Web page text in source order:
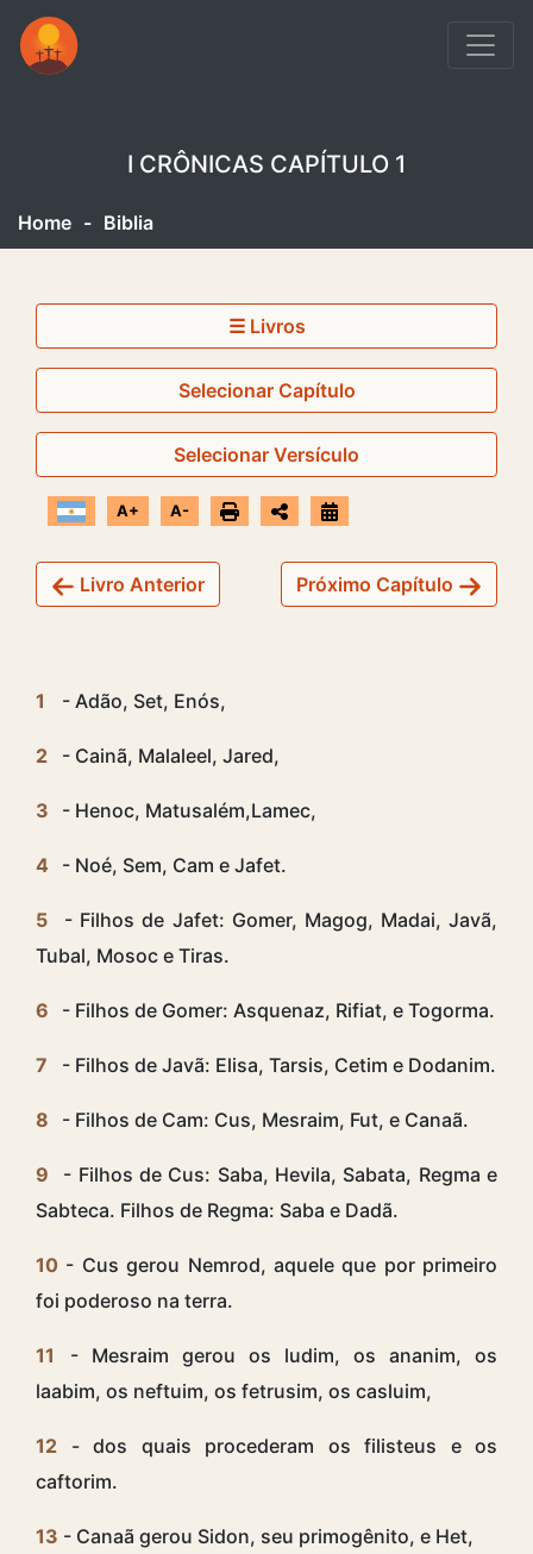
I CRÔNICAS CAPÍTULO 1
Home - Biblia
☰ Livros
Selecionar Capítulo
Selecionar Versículo
A+ A-
Livro Anterior Próximo Capítulo
1 - Adão, Set, Enós,
2 - Cainã, Malaleel, Jared,
3 - Henoc, Matusalém,Lamec,
4 - Noé, Sem, Cam e Jafet.
5
- Filhos de Jafet: Gomer, Magog, Madai, Javã,
Tubal, Mosoc e Tiras.
6 - Filhos de Gomer: Asquenaz, Rifiat, e Togorma.
7 - Filhos de Javã: Elisa, Tarsis, Cetim e Dodanim.
8 - Filhos de Cam: Cus, Mesraim, Fut, e Canaã.
9
- Filhos de Cus: Saba, Hevila, Sabata, Regma e
Sabteca. Filhos de Regma: Saba e Dadã.
10 - Cus gerou Nemrod, aquele que por primeiro
foi poderoso na terra.
11
- Mesraim gerou os ludim, os ananim, os
laabim, os neftuim, os fetrusim, os casluim,
12 - dos quais procederam os filisteus e os
caftorim.
13 - Canaã gerou Sidon, seu primogênito, e Het,